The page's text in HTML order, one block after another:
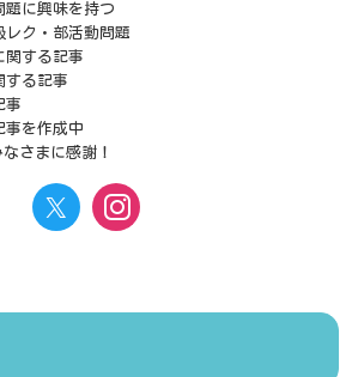
に興味を持つ
ク・部活動問題
する記事
る記事
事
を作成中
なさまに感謝！